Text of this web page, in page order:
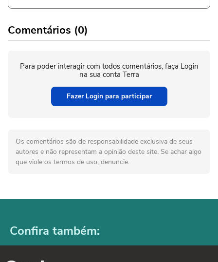
Comentários (0)
Para poder interagir com todos comentários, faça Login
na sua conta Terra
Fazer Login para participar
Os comentários são de responsabilidade exclusiva de seus
autores e não representam a opinião deste site. Se achar algo
que viole os termos de uso, denuncie.
Confira também: